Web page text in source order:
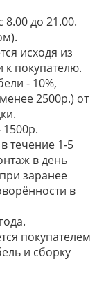
до 21.00.
исходя из
покупателю.
- 10%,
2500р.) от
течение 1-5
в день
заранее
в
покупателем
и сборку